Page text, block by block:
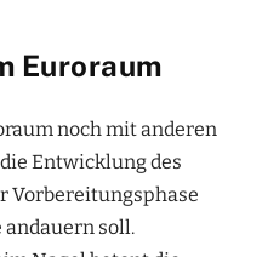
Euroraum
noch mit anderen
Entwicklung des
Vorbereitungsphase
andauern soll.